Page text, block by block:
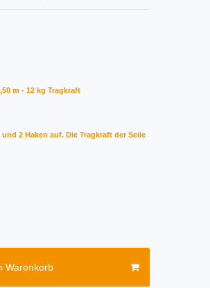
m - 12 kg Tragkraft
2 Haken auf. Die Tragkraft der Seile
Warenkorb